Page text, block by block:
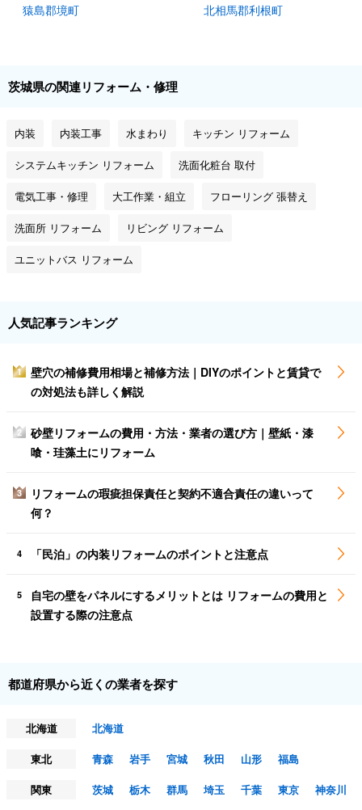
猿島郡境町 北相馬郡利根町
茨城県の関連リフォーム・修理
内装 内装工事 水まわり キッチン リフォーム
システムキッチン リフォーム 洗面化粧台 取付
電気工事・修理 大工作業・組立 フローリング 張替え
洗面所 リフォーム リビング リフォーム
ユニットバス リフォーム
人気記事ランキング
1
壁穴の補修費用相場と補修方法｜DIYのポイントと賃貸で
の対処法も詳しく解説
2
砂壁リフォームの費用・方法・業者の選び方｜壁紙・漆
喰・珪藻土にリフォーム
3
リフォームの瑕疵担保責任と契約不適合責任の違いって
何？
4 「民泊」の内装リフォームのポイントと注意点
5
自宅の壁をパネルにするメリットとは リフォームの費用と
設置する際の注意点
都道府県から近くの業者を探す
北海道
北海道
東北
青森 岩手 宮城 秋田 山形
福島
関東
茨城 栃木 群馬 埼玉 千葉 東京
神奈川